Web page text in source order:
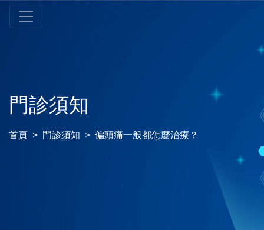
門診須知
首頁 門診須知 偏頭痛一般都怎麼治療？